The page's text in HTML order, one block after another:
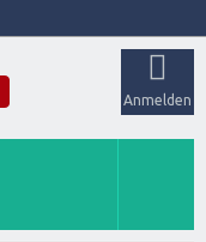
Anmelden